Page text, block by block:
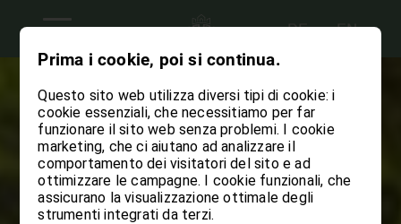
Prima i cookie, poi si continua.
Questo sito web utilizza diversi tipi di cookie: i
cookie essenziali, che necessitiamo per far
funzionare il sito web senza problemi. I cookie
marketing, che ci aiutano ad analizzare il
comportamento dei visitatori del sito e ad
ottimizzare le campagne. I cookie funzionali, che
assicurano la visualizzazione ottimale degli
strumenti integrati da terzi.